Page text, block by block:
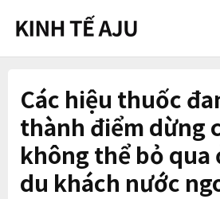
Các hiệu thuốc
thành điểm dừng
không thể bỏ qua
du khách nước